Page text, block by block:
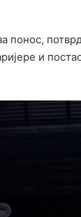
понос,
и